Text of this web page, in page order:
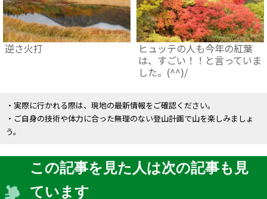
逆さ火打
ヒュッテの人も今年の紅葉
は、すごい！！と言っていま
した。(^^)/
・実際に行かれる際は、現地の最新情報をご確認ください。
・ご自身の技術や体力に合った無理のない登山計画で山を楽しみましょ
う。
この記事を見た人は次の記事も見
ています